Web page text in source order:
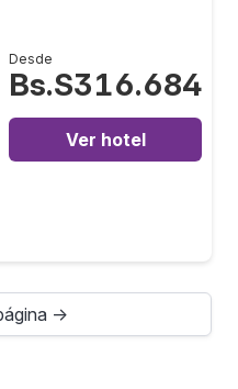
Desde
Bs.S316.684
Ver hotel
→